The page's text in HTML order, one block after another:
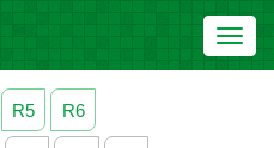
R5 R6